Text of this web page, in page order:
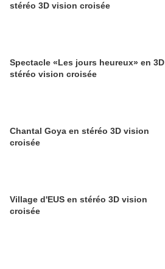
stéréo 3D vision croisée
Spectacle «Les jours heureux» en 3D
stéréo vision croisée
Chantal Goya en stéréo 3D vision
croisée
Village d'EUS en stéréo 3D vision
croisée